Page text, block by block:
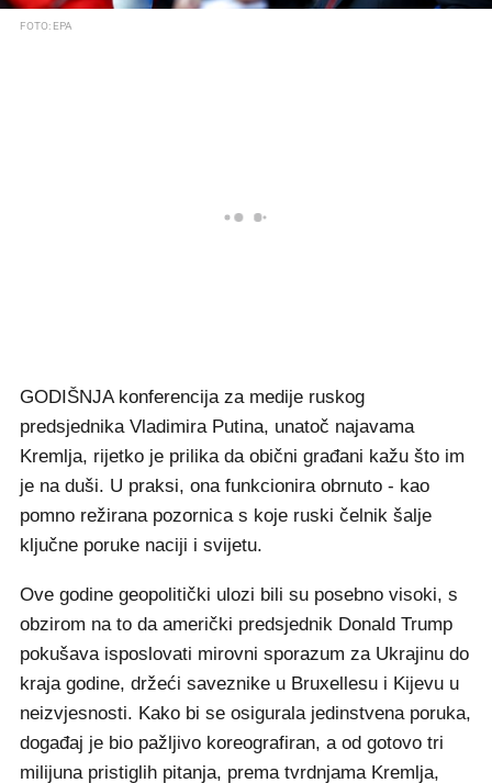
FOTO: EPA
GODIŠNJA konferencija za medije ruskog
predsjednika Vladimira Putina, unatoč najavama
Kremlja, rijetko je prilika da obični građani kažu što im
je na duši. U praksi, ona funkcionira obrnuto - kao
pomno režirana pozornica s koje ruski čelnik šalje
ključne poruke naciji i svijetu.
Ove godine geopolitički ulozi bili su posebno visoki, s
obzirom na to da američki predsjednik Donald Trump
pokušava isposlovati mirovni sporazum za Ukrajinu do
kraja godine, držeći saveznike u Bruxellesu i Kijevu u
neizvjesnosti. Kako bi se osigurala jedinstvena poruka,
događaj je bio pažljivo koreografiran, a od gotovo tri
milijuna pristiglih pitanja, prema tvrdnjama Kremlja,